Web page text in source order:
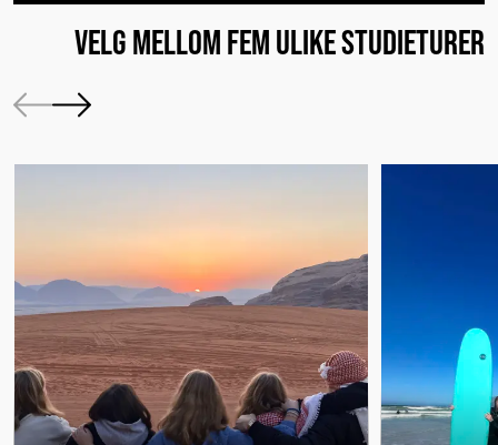
VELG MELLOM FEM ULIKE STUDIETURER